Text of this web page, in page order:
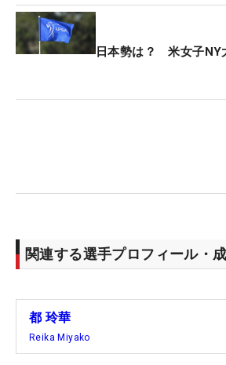
日本勢は？ 米女子NY
関連する選手プロフィール・
都 玲華
Reika Miyako